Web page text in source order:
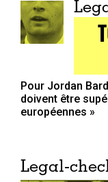
Pour Jordan
doivent être
européennes »
Legal-